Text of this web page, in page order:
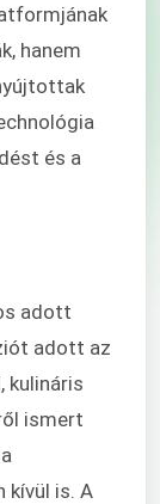
hanem
és a
adott
adott az
kulináris
ismert
kívül is. A